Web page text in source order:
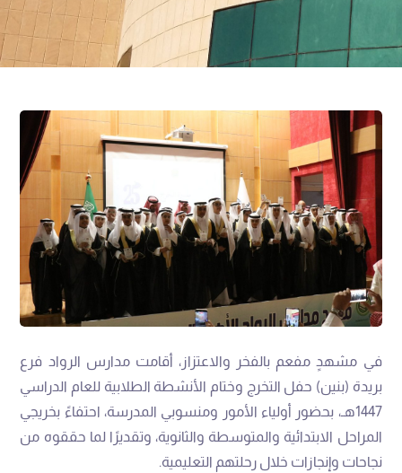
في مشهدٍ مفعم بالفخر والاعتزاز، أقامت مدارس الرواد فرع
بريدة (بنين) حفل التخرج وختام الأنشطة الطلابية للعام الدراسي
1447هـ، بحضور أولياء الأمور ومنسوبي المدرسة، احتفاءً بخريجي
المراحل الابتدائية والمتوسطة والثانوية، وتقديرًا لما حققوه من
نجاحات وإنجازات خلال رحلتهم التعليمية.